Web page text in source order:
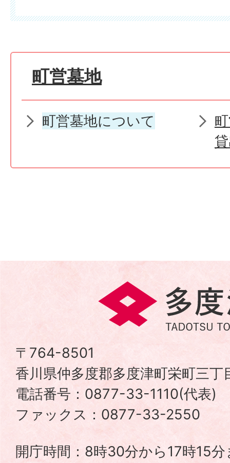
町営墓地
町営墓地について
多
度
町
TADOTSU
TOWN
〒764-8501
香川県仲多度郡多度津町栄町三
電話番号：0877-33-1110(代表)
ファックス：0877-33-2550
開庁時間：8時30分から17時15分